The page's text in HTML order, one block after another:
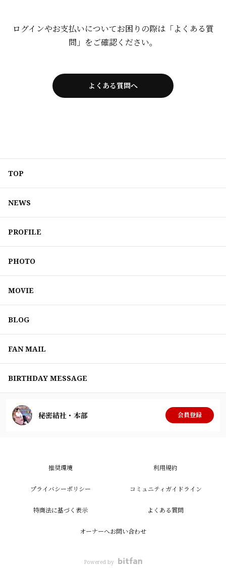
ログインやお支払いについてお困りの際は「よくある質
問」をご確認ください。
よくある質問へ
TOP
NEWS
PROFILE
PHOTO
MOVIE
BLOG
FAN MAIL
BIRTHDAY MESSAGE
秘密結社・本部 会員登録
推奨環境 利用規約
プライバシーポリシー コミュニティガイドライン
特商法に基づく表示 よくある質問
オーナーへお問い合わせ
Powered by